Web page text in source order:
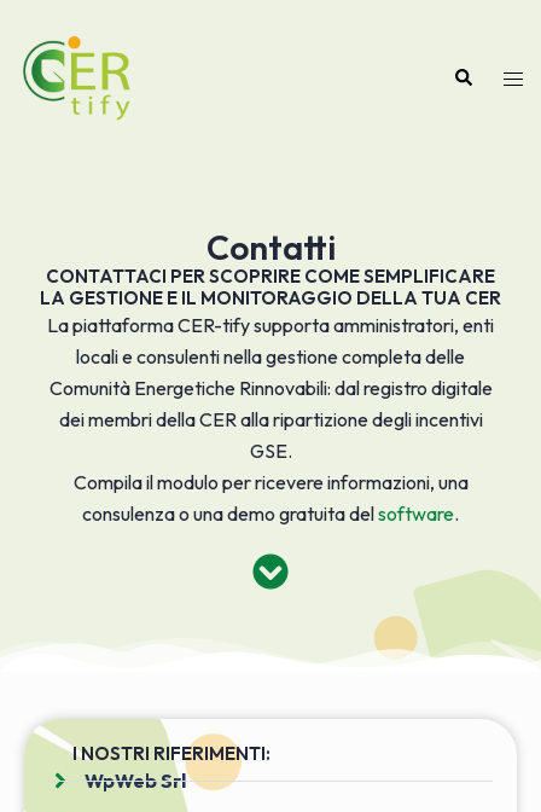
Contatti
CONTATTACI PER SCOPRIRE COME SEMPLIFICARE
LA GESTIONE E IL MONITORAGGIO DELLA TUA CER
La piattaforma CER-tify supporta amministratori, enti
locali e consulenti nella gestione completa delle
Comunità Energetiche Rinnovabili: dal registro digitale
dei membri della CER alla ripartizione degli incentivi
GSE.
Compila il modulo per ricevere informazioni, una
consulenza o una demo gratuita delsoftware.
I NOSTRI RIFERIMENTI:
WpWeb Srl